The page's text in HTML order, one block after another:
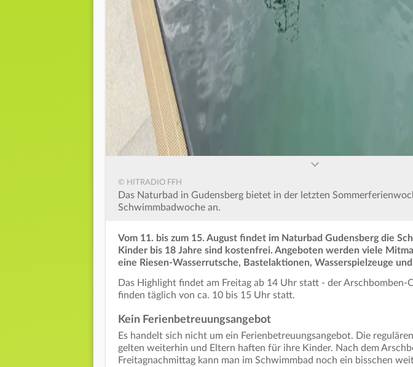
© HITRADIO FFH
Das Naturbad in Gudensberg bietet in der letzten
Schwimmbadwoche an.
Vom 11. bis zum 15. August findet im Naturbad Gudensberg die
Kinder bis 18 Jahre sind kostenfrei. Angeboten werden viele
eine Riesen-Wasserrutsche, Bastelaktionen, Wasserspielzeuge
Das Highlight findet am Freitag ab 14 Uhr statt - der Arschbomben-
finden täglich von ca. 10 bis 15 Uhr statt.
Kein Ferienbetreuungsangebot
Es handelt sich nicht um ein Ferienbetreuungsangebot. Die
gelten weiterhin und Eltern haften für ihre Kinder. Nach dem
Freitagnachmittag kann man im Schwimmbad noch ein bisschen